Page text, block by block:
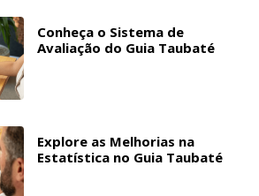
Conheça o Sistema de
Avaliação do Guia Taubaté
Explore as Melhorias na
Estatística no Guia Taubaté